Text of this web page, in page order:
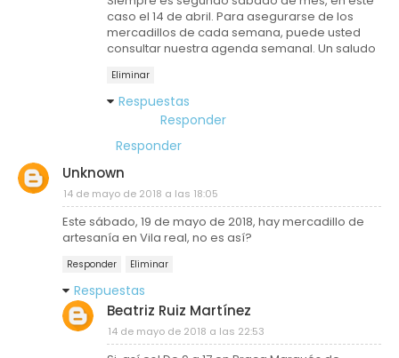
caso el 14 de abril. Para asegurarse de los
mercadillos de cada semana, puede usted
consultar nuestra agenda semanal. Un saludo
Eliminar
Respuestas
Responder
Responder
Unknown
14 de mayo de 2018 a las 18:05
Este sábado, 19 de mayo de 2018, hay mercadillo de
artesanía en Vila real, no es así?
Responder Eliminar
Respuestas
Beatriz Ruiz Martínez
14 de mayo de 2018 a las 22:53